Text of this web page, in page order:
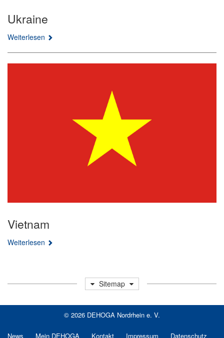
Ukraine
Weiterlesen
Vietnam
Weiterlesen
Sitemap
© 2026 DEHOGA Nordrhein e. V.
News Mein DEHOGA Kontakt Impressum Datenschutz